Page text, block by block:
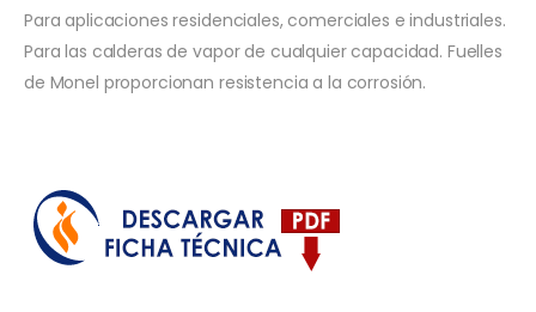
Para aplicaciones residenciales, comerciales e industriales.
Para las calderas de vapor de cualquier capacidad. Fuelles
de Monel proporcionan resistencia a la corrosión.